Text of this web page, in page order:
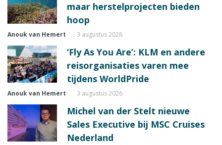
maar herstelprojecten bieden
hoop
Anouk van Hemert 3 augustus 2026
‘Fly As You Are’: KLM en andere
reisorganisaties varen mee
tijdens WorldPride
Anouk van Hemert 3 augustus 2026
Michel van der Stelt nieuwe
Sales Executive bij MSC Cruises
Nederland